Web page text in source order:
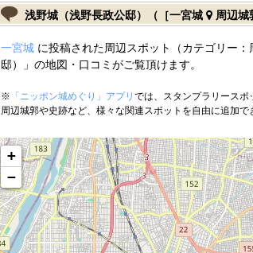
浅野城（浅野長政公邸）（［一宮城 周辺城
一宮城に投稿された周辺スポット（カテゴリー
邸）」の地図・口コミがご覧頂けます。
※ 「ニッポン城めぐり」アプリ では、スタンプラリースポ
周辺城郭や史跡など、様々な関連スポットを自由に追加で
+
−